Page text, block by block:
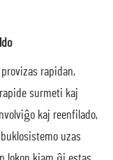
rapidan,
surmeti kaj
kaj reenfilado,
uzas